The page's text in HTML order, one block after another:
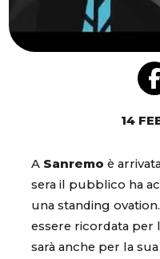
14
A Sanremo è
sera il pubblico ha
una standing ovation.
essere ricordata per
sarà anche per la